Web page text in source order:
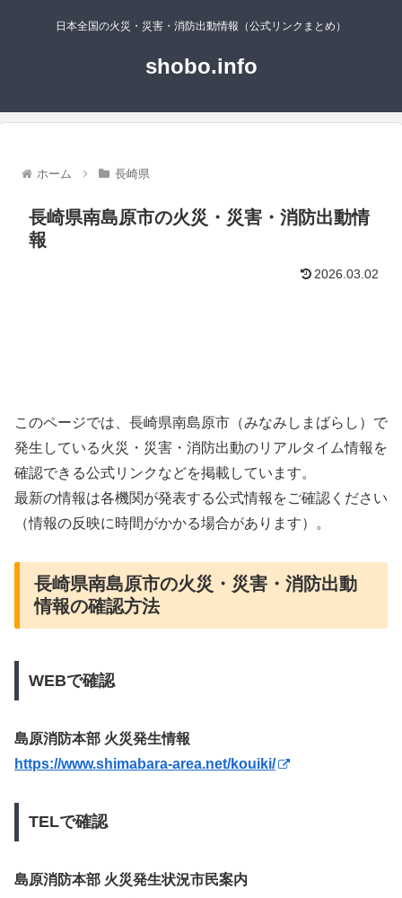
日本全国の火災・災害・消防出動情報（公式リンクまとめ）
shobo.info
ホーム 長崎県
長崎県南島原市の火災・災害・消防出動情
報
2026.03.02
このページでは、長崎県南島原市（みなみしまばらし）で
発生している火災・災害・消防出動のリアルタイム情報を
確認できる公式リンクなどを掲載しています。
最新の情報は各機関が発表する公式情報をご確認ください
（情報の反映に時間がかかる場合があります）。
長崎県南島原市の火災・災害・消防出動
情報の確認方法
WEBで確認
島原消防本部 火災発生情報
https://www.shimabara-area.net/kouiki/
TELで確認
島原消防本部 火災発生状況市民案内